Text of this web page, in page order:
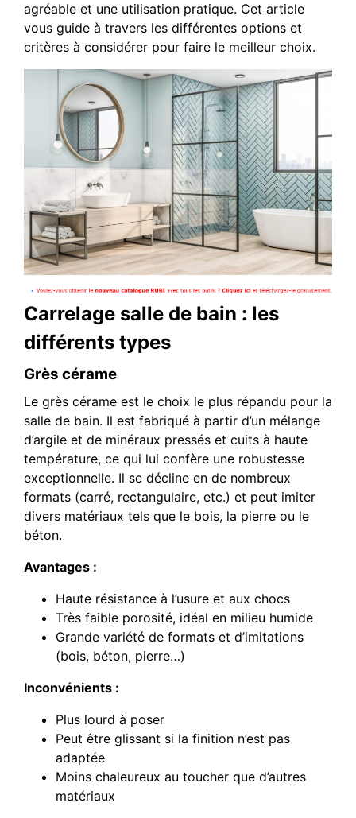
agréable et une utilisation pratique. Cet article
vous guide à travers les différentes options et
critères à considérer pour faire le meilleur choix.
Carrelage salle de bain : les
différents types
Grès cérame
Le grès cérame est le choix le plus répandu pour la
salle de bain. Il est fabriqué à partir d’un mélange
d’argile et de minéraux pressés et cuits à haute
température, ce qui lui confère une robustesse
exceptionnelle. Il se décline en de nombreux
formats (carré, rectangulaire, etc.) et peut imiter
divers matériaux tels que le bois, la pierre ou le
béton.
Avantages :
Haute résistance à l’usure et aux chocs
Très faible porosité, idéal en milieu humide
Grande variété de formats et d’imitations
(bois, béton, pierre…)
Inconvénients :
Plus lourd à poser
Peut être glissant si la finition n’est pas
adaptée
Moins chaleureux au toucher que d’autres
matériaux